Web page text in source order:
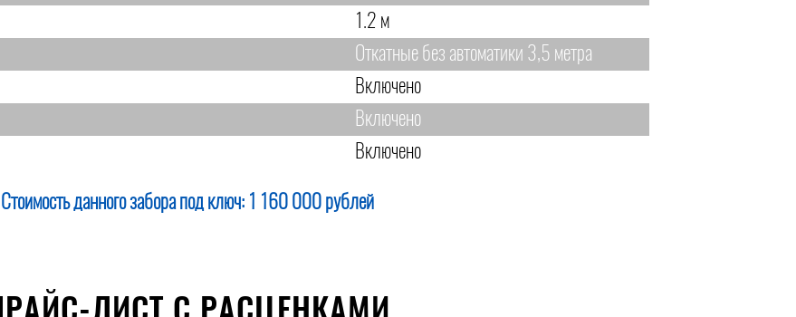
1.2 м
Откатные без автоматики 3,5 метра
Включено
Включено
Включено
Стоимость данного забора под ключ: 1 160 000 рублей